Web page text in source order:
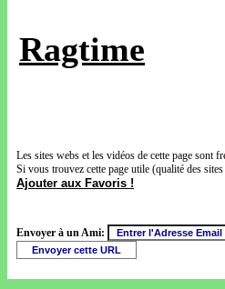
Ragtime
Les sites webs et les vidéos de cette page sont
Si vous trouvez cette page utile (qualité des
Ajouter aux Favoris !
Envoyer à un Ami: